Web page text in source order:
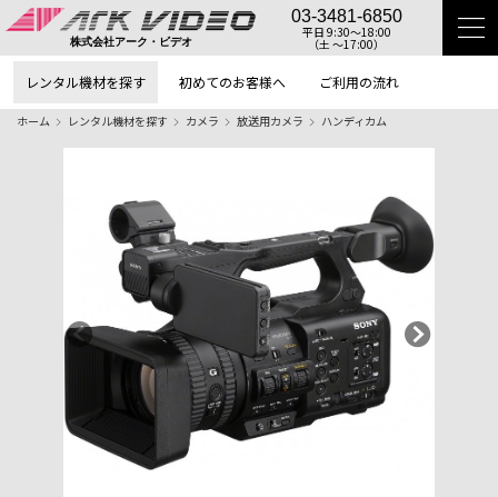
株式会社アーク・ビデオ
03-3481-6850
平日 9:30〜18:00
（土 〜17:00）
レンタル機材を探す 初めてのお客様へ ご利用の流れ
ホーム レンタル機材を探す カメラ 放送用カメラ ハンディカム